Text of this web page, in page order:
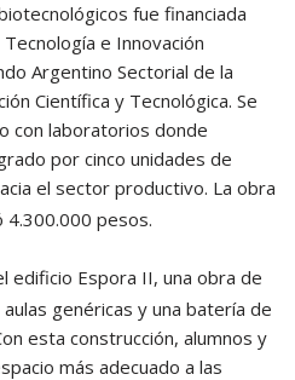
fue financiada
e Innovación
Argentino Sectorial de la
Científica y Tecnológica. Se
con laboratorios donde
por cinco unidades de
el sector productivo. La obra
4.300.000 pesos.
edificio Espora II, una obra de
genéricas y una batería de
esta construcción, alumnos y
más adecuado a las